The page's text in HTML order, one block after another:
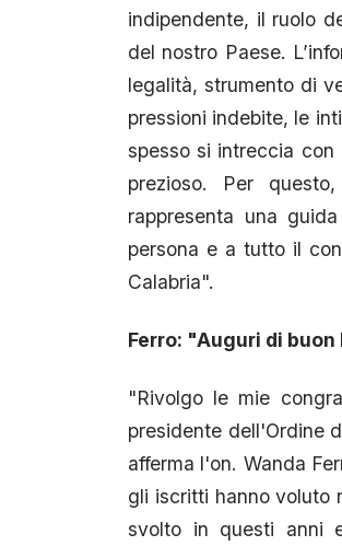
indipendente, il ruolo
del nostro Paese.
legalità, strumento di
pressioni indebite, le
spesso si intreccia
prezioso. Per
rappresenta una
persona e a tutto il
Calabria".
Ferro: "Auguri di
"Rivolgo le mie
presidente dell'Ordine
afferma l'on. Wanda
gli iscritti hanno voluto
svolto in questi anni